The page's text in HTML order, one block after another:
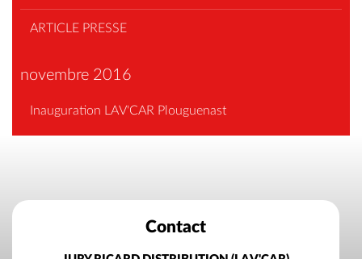
ARTICLE PRESSE
novembre 2016
Inauguration LAV'CAR Plouguenast
Contact